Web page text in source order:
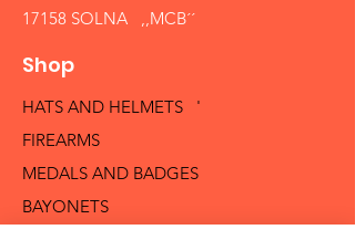
17158 SOLNA ,,MCB´´
Shop
HATS AND HELMETS '
FIREARMS
MEDALS AND BADGES
BAYONETS